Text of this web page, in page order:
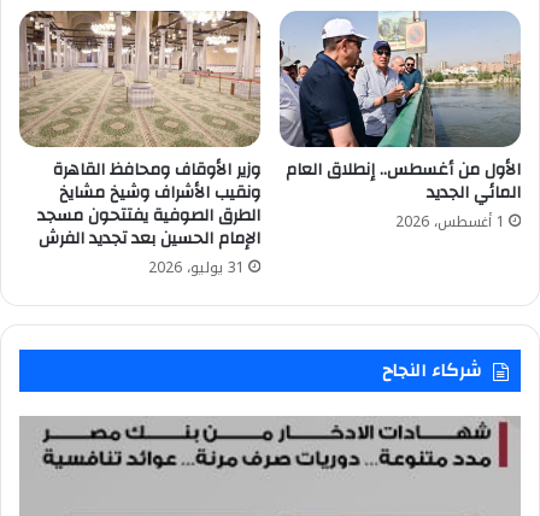
الأول من أغسطس.. إنطلاق العام
المائي الجديد
1 أغسطس، 2026
وزير الأوقاف ومحافظ القاهرة
ونقيب الأشراف وشيخ مشايخ
الطرق الصوفية يفتتحون مسجد
الإمام الحسين بعد تجديد الفرش
31 يوليو، 2026
شركاء النجاح